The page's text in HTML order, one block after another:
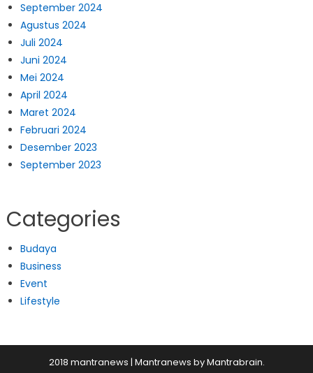
September 2024
Agustus 2024
Juli 2024
Juni 2024
Mei 2024
April 2024
Maret 2024
Februari 2024
Desember 2023
September 2023
Categories
Budaya
Business
Event
Lifestyle
2018 mantranews | Mantranews byMantrabrain.